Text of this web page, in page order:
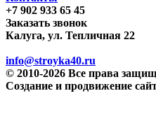
+7 902 933 65 45
Заказать звонок
Калуга, ул. Тепличная 22
info@stroyka40.ru
© 2010-2026 Все права
Создание и продвижение